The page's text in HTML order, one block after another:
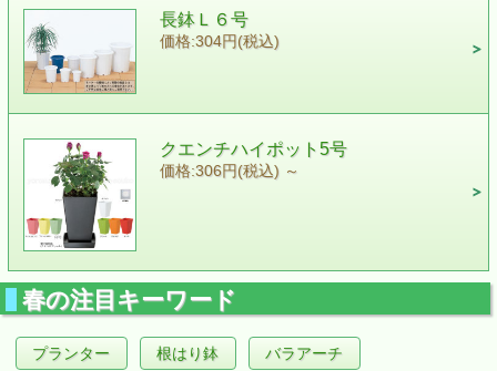
長鉢Ｌ６号
価格:304円(税込)
クエンチハイポット5号
価格:306円(税込) ～
春の注目キーワード
プランター 根はり鉢 バラアーチ